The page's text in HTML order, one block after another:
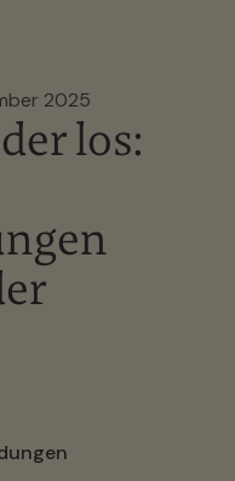
2025
los: